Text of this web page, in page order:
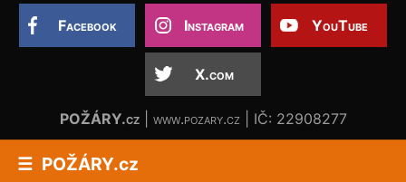
POŽÁRY.cz
Facebook Instagram YouTube
X.com
POŽÁRY.cz| www.pozary.cz | IČ: 22908277